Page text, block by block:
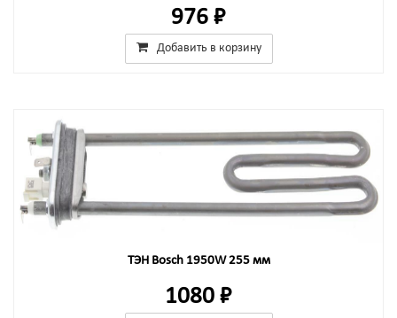
976 ₽
Добавить в корзину
ТЭН Bosch 1950W 255 мм
1080 ₽